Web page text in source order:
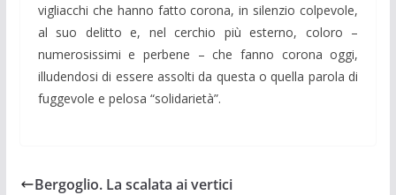
vigliacchi che hanno fatto corona, in silenzio colpevole,
al suo delitto e, nel cerchio più esterno, coloro –
numerosissimi e perbene – che fanno corona oggi,
illudendosi di essere assolti da questa o quella parola di
fuggevole e pelosa “solidarietà”.
Bergoglio. La scalata ai vertici